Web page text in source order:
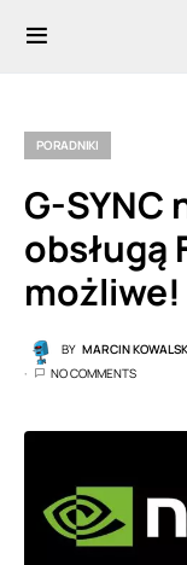
PORADNIKI
G-SYNC
obsługą
możliwe!
BY MARCIN
NO COMMENTS